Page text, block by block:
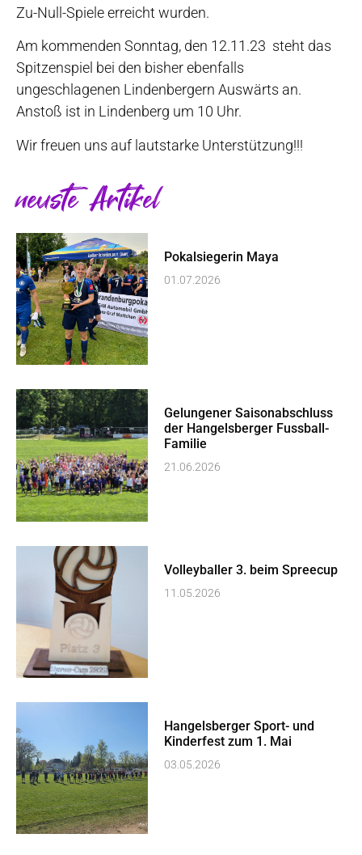
Zu-Null-Spiele erreicht wurden.
Am kommenden Sonntag, den 12.11.23 steht das
Spitzenspiel bei den bisher ebenfalls
ungeschlagenen Lindenbergern Auswärts an.
Anstoß ist in Lindenberg um 10 Uhr.
Wir freuen uns auf lautstarke Unterstützung!!!
neuste Artikel
Pokalsiegerin Maya
01.07.2026
Gelungener Saisonabschluss
der Hangelsberger Fussball-
Familie
21.06.2026
Volleyballer 3. beim Spreecup
11.05.2026
Hangelsberger Sport- und
Kinderfest zum 1. Mai
03.05.2026